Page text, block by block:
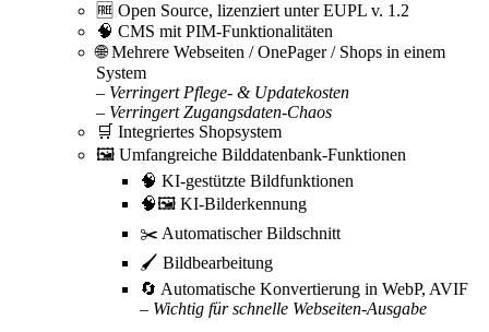
🆓 Open Source, lizenziert unter EUPL v. 1.2
🧠 CMS mit PIM-Funktionalitäten
🌐 Mehrere Webseiten / OnePager / Shops in einem
System
– Verringert Pflege- & Updatekosten
– Verringert Zugangsdaten-Chaos
🛒 Integriertes Shopsystem
🖼️ Umfangreiche Bilddatenbank-Funktionen
🧠 KI-gestützte Bildfunktionen
🧠🖼️ KI-Bilderkennung
✂️ Automatischer Bildschnitt
🖌️ Bildbearbeitung
🔄 Automatische Konvertierung in WebP, AVIF
– Wichtig für schnelle Webseiten-Ausgabe